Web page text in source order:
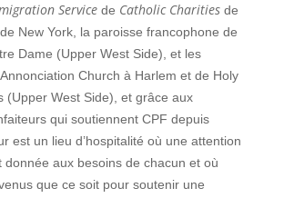
Service de Catholic Charities de
New York, la paroisse francophone de
Dame (Upper West Side), et les
Church à Harlem et de Holy
(Upper West Side), et grâce aux
qui soutiennent CPF depuis
est un lieu d’hospitalité où une attention
donnée aux besoins de chacun et où
que ce soit pour soutenir une